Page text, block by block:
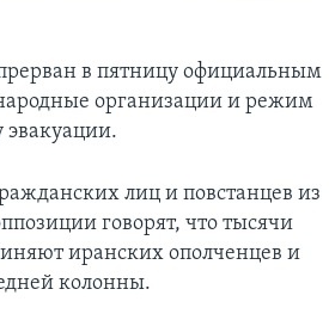
в пятницу официальным
организации и режим
эвакуации.
лиц и повстанцев из
говорят, что тысячи
иранских ополченцев и
колонны.